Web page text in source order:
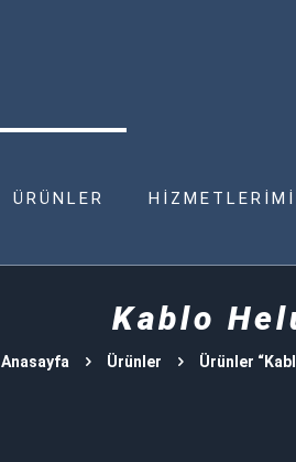
ÜRÜNLER
Kablo
Anasayfa Ürünler Ürünler